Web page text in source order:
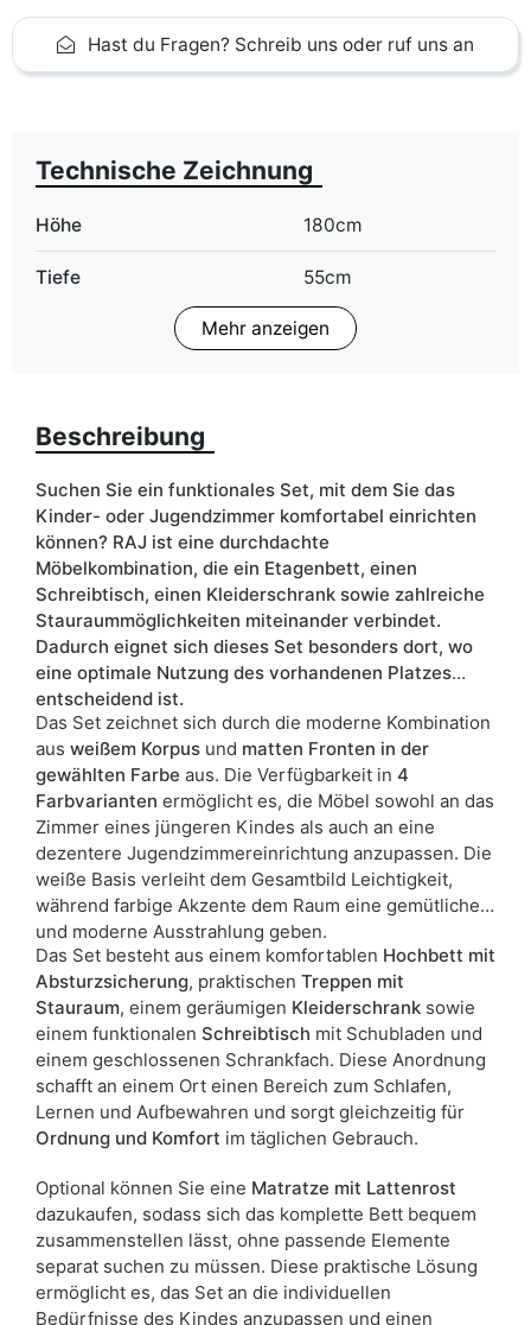
Hast du Fragen? Schreib uns oder ruf uns an
Technische Zeichnung
Höhe 180cm
Tiefe 55cm
80x200 cm
Farbe
grün
rosa
weiß
Breite 254cm
ean13 5906213921086
Liefertermin:
Aufgrund des Produktionsprozesses und der
Materialeigenschaften sind Maßabweichungen von +/- 2–3 cm
möglich.
Mehr anzeigen
Beschreibung
Suchen Sie ein funktionales Set, mit dem Sie das
Kinder- oder Jugendzimmer komfortabel einrichten
können? RAJ ist eine durchdachte
Möbelkombination, die ein Etagenbett, einen
Schreibtisch, einen Kleiderschrank sowie zahlreiche
Stauraummöglichkeiten miteinander verbindet.
Dadurch eignet sich dieses Set besonders dort, wo
eine optimale Nutzung des vorhandenen Platzes
entscheidend ist.
Das Set zeichnet sich durch die moderne Kombination
aus weißem Korpus und matten Fronten in der
gewählten Farbe aus. Die Verfügbarkeit in 4
Farbvarianten ermöglicht es, die Möbel sowohl an das
Zimmer eines jüngeren Kindes als auch an eine
dezentere Jugendzimmereinrichtung anzupassen. Die
weiße Basis verleiht dem Gesamtbild Leichtigkeit,
während farbige Akzente dem Raum eine gemütliche
und moderne Ausstrahlung geben.
Das Set besteht aus einem komfortablen Hochbett mit
Absturzsicherung, praktischen Treppen mit
Stauraum, einem geräumigen Kleiderschrank sowie
einem funktionalen Schreibtisch mit Schubladen und
einem geschlossenen Schrankfach. Diese Anordnung
schafft an einem Ort einen Bereich zum Schlafen,
Lernen und Aufbewahren und sorgt gleichzeitig für
Ordnung und Komfort im täglichen Gebrauch.
Optional können Sie eine Matratze mit Lattenrost
dazukaufen, sodass sich das komplette Bett bequem
zusammenstellen lässt, ohne passende Elemente
separat suchen zu müssen. Diese praktische Lösung
ermöglicht es, das Set an die individuellen
Bedürfnisse des Kindes anzupassen und einen